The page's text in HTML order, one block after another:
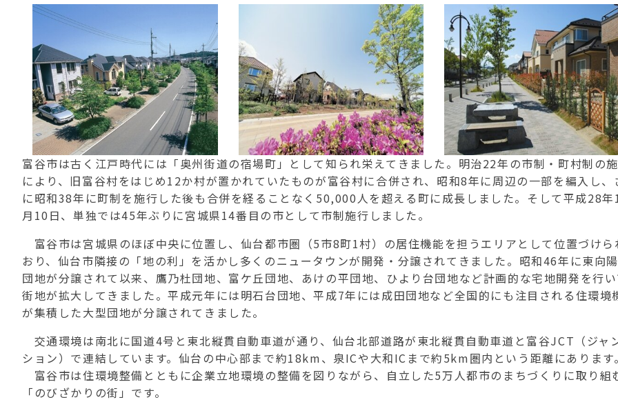
富谷市は古く江戸時代には「奥州街道の宿場町」として知られ栄えてきました。明治22年の市制・町村制の
により、旧富谷村をはじめ12か村が置かれていたものが富谷村に合併され、昭和8年に周辺の一部を編入し、
に昭和38年に町制を施行した後も合併を経ることなく50,000人を超える町に成長しました。そして平成28
月10日、単独では45年ぶりに宮城県14番目の市として市制施行しました。
富谷市は宮城県のほぼ中央に位置し、仙台都市圏（5市8町1村）の居住機能を担うエリアとして位置づけら
おり、仙台市隣接の「地の利」を活かし多くのニュータウンが開発・分譲されてきました。昭和46年に東向
団地が分譲されて以来、鷹乃杜団地、富ケ丘団地、あけの平団地、ひより台団地など計画的な宅地開発を行
街地が拡大してきました。平成元年には明石台団地、平成7年には成田団地など全国的にも注目される住環境
が集積した大型団地が分譲されてきました。
交通環境は南北に国道4号と東北縦貫自動車道が通り、仙台北部道路が東北縦貫自動車道と富谷JCT（ジャ
ション）で連結しています。仙台の中心部まで約18km、泉ICや大和ICまで約5km圏内という距離にあります
富谷市は住環境整備とともに企業立地環境の整備を図りながら、自立した5万人都市のまちづくりに取り組
「のびざかりの街」です。